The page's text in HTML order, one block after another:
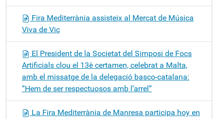
Fira Mediterrània assisteix al Mercat de Música
Viva de Vic
El President de la Societat del Simposi de Focs
Artificials clou el 13è certamen, celebrat a Malta,
amb el missatge de la delegació basco-catalana:
“Hem de ser respectuosos amb l’arrel”
La Fira Mediterrània de Manresa participa hoy en